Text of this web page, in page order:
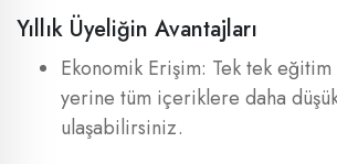
Yıllık Üyeliğin Avantajları
Ekonomik Erişim: Tek tek eğitim
yerine tüm içeriklere daha
ulaşabilirsiniz.